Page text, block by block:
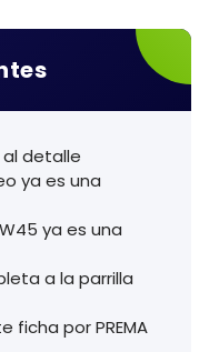
al detalle
ya es una
ya es una
a la parrilla
ficha por PREMA